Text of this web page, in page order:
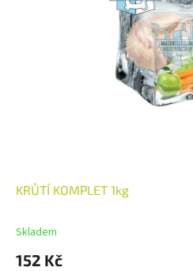
KRŮTÍ KOMPLET 1kg
Skladem
152 Kč